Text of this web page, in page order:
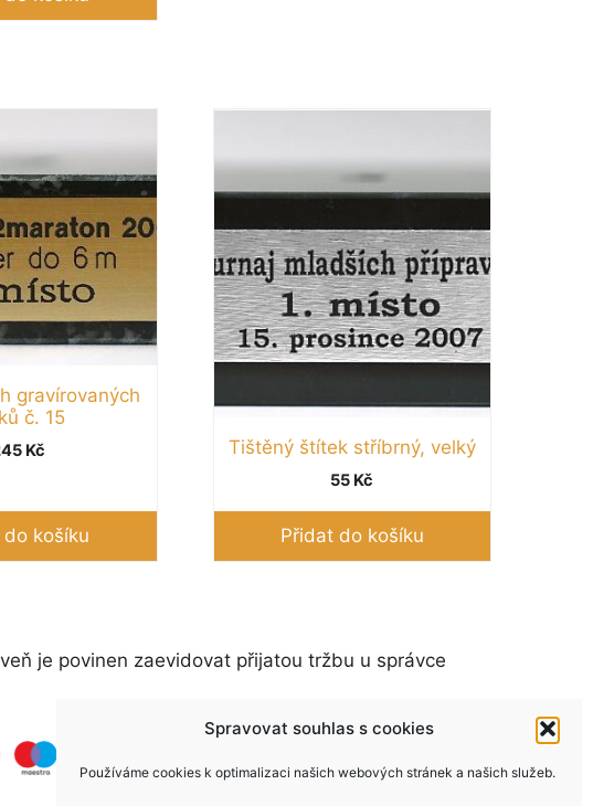
Spravovat souhlas s cookies
Používáme cookies k optimalizaci našich webových stránek a našich služeb.
gravírovaných
č. 15
Kč
košíku
Tištěný štítek stříbrný, velký
55 Kč
Přidat do košíku
je povinen zaevidovat přijatou tržbu u správce